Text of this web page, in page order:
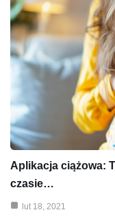
Aplikacja ciążowa:
czasie…
lut 18, 2021